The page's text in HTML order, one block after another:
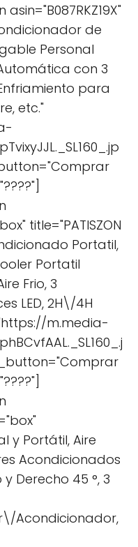
de
Personal
con 3
para
etc."
title="PATISZON
Portatil,
Portatil
Frio, 3
LED, 2H\/4H
m.media-
y Portátil, Aire
Acondicionados
Derecho 45 °, 3
Acondicionador,